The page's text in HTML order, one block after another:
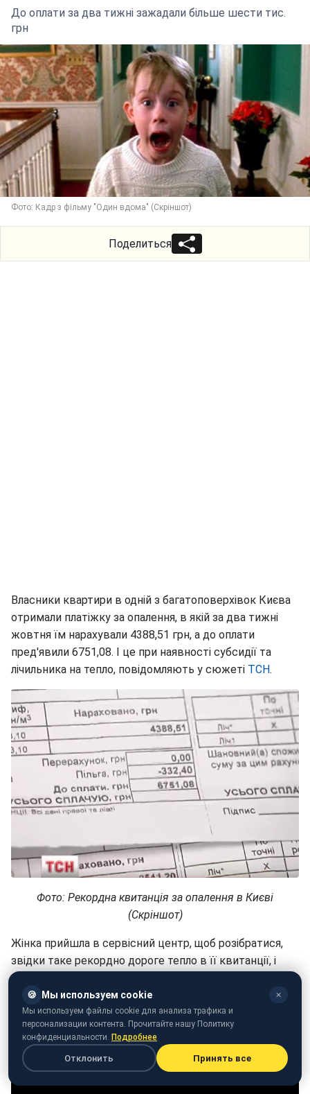
До оплати за два тижні зажадали більше шести тис.
грн
Фото: Кадр з фільму "Один вдома" (Скріншот)
Поделиться
Власники квартири в одній з багатоповерхівок Києва
отримали платіжку за опалення, в якій за два тижні
жовтня їм нарахували 4388,51 грн, а до оплати
пред'явили 6751,08. І це при наявності субсидії та
лічильника на тепло, повідомляють у сюжеті ТСН.
Фото: Рекордна квитанція за опалення в Києві
(Скріншот)
Жінка прийшла в сервісний центр, щоб розібратися,
звідки таке рекордно дороге тепло в її квитанції, і
потрапила у величезну чергу.
🍪 Мы используем cookie ✕
Мы используем файлы cookie для анализа трафика и
персонализации контента. Прочитайте нашу Политику
конфиденциальности. Подробнее
Отклонить Принять все